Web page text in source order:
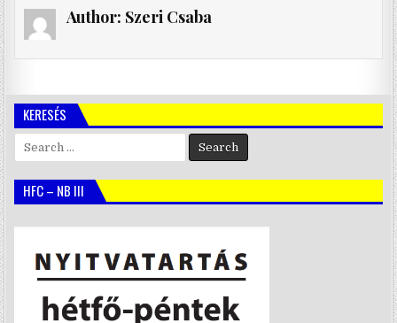
Author: Szeri Csaba
KERESÉS
Search
for:
HFC – NB III